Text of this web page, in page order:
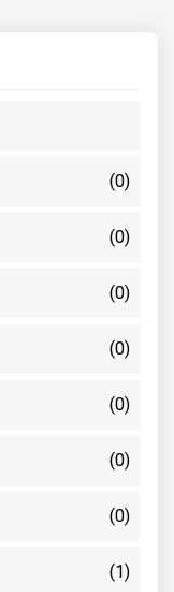
(0)
(0)
(0)
(0)
(0)
(0)
(0)
(1)